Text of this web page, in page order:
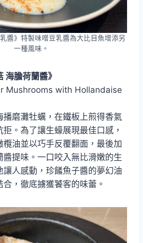
醬》特製味噌豆乳醬為大比目魚增添另
一種風味。
海膽荷蘭醬》
Mushrooms with Hollandaise
播磨灘牡蠣，在鐵板上煎得香氣
。為了讓生蠔展現最佳口感，
欖油並以巧手反覆翻面，最後加
醬提味。一口咬入無比滑嫩的生
讓人感動，珍饈魚子醬的夢幻油
，徹底擄獲饕客的味蕾。